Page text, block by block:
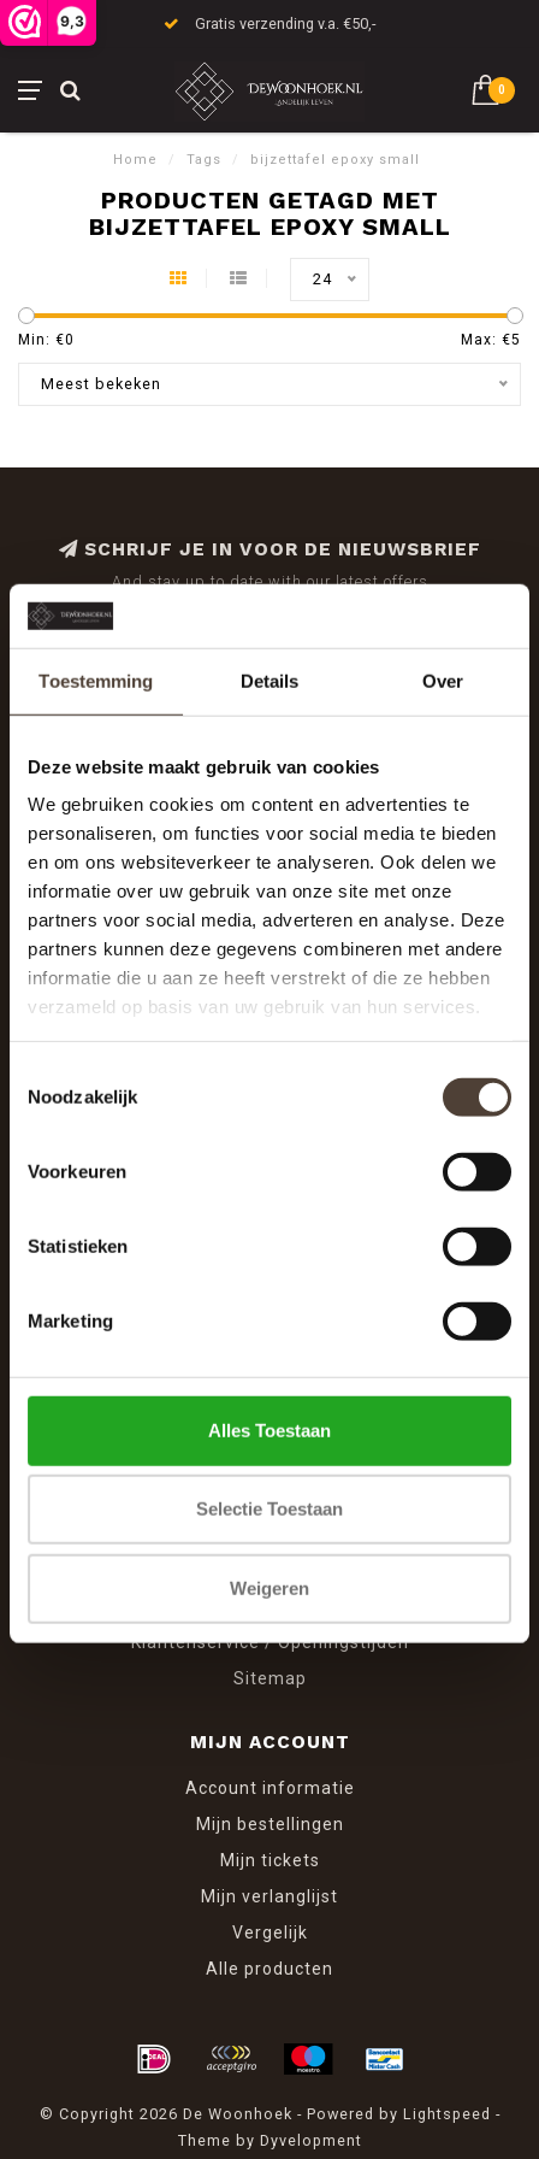
Toestemming Details Over
Deze website maakt gebruik van cookies
We gebruiken cookies om content en advertenties te
personaliseren, om functies voor social media te bieden
en om ons websiteverkeer te analyseren. Ook delen we
informatie over uw gebruik van onze site met onze
partners voor social media, adverteren en analyse. Deze
partners kunnen deze gegevens combineren met andere
informatie die u aan ze heeft verstrekt of die ze hebben
verzameld op basis van uw gebruik van hun services.
Noodzakelijk
Voorkeuren
Statistieken
Marketing
Alles Toestaan
Selectie Toestaan
Weigeren
9,3 Gratis verzending v.a. €50,-
0
Home / Tags / bijzettafel epoxy small
PRODUCTEN GETAGD MET
BIJZETTAFEL EPOXY SMALL
24
Min: €0 Max: €5
Meest bekeken
SCHRIJF JE IN VOOR DE NIEUWSBRIEF
And stay up to date with our latest offers
Winkelcentrum Woensel 342
INFORMATIE
Over ons
Algemene voorwaarden
Klachtenpagina
Klantenservice / Openingstijden
Sitemap
MIJN ACCOUNT
Account informatie
Mijn bestellingen
Mijn tickets
Mijn verlanglijst
Vergelijk
Alle producten
© Copyright 2026 De Woonhoek - Powered by Lightspeed -
Theme by Dyvelopment